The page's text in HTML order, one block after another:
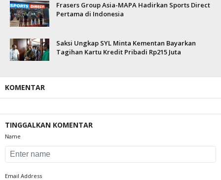
Frasers Group Asia-MAPA Hadirkan Sports Direct
Pertama di Indonesia
Saksi Ungkap SYL Minta Kementan Bayarkan
Tagihan Kartu Kredit Pribadi Rp215 Juta
KOMENTAR
TINGGALKAN KOMENTAR
Name
Email Address